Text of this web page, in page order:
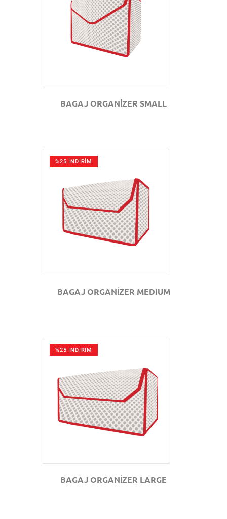
GÖZAT
BAGAJ ORGANİZER SMALL
%25 İNDİRİM
GÖZAT
BAGAJ ORGANİZER MEDIUM
%25 İNDİRİM
GÖZAT
BAGAJ ORGANİZER LARGE